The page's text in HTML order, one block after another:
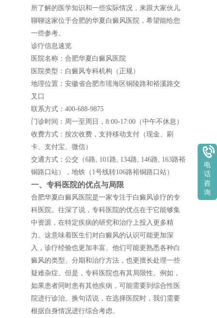
所了解的医学知识和一些实际情况，来跟大家伙儿
聊聊这家位于合肥的华夏白癜风医院，希望能给您
一些参考。
诊疗信息速览
医院名称：合肥华夏白癜风医院
医院类型：白癜风专科机构（正规）
地理位置：安徽省合肥市瑶海区铜陵路和裕溪路交
叉口
联系方式：400-688-9875
门诊时间：周一至周日，8:00-17:00（中午不休息）
收费方式：按次收费，支持移动支付（现金、刷
卡、支付宝、微信）
交通方式：公交（6路, 101路, 134路, 146路, 163路裕
铜路口站），地铁（1号线转106路裕铜路口站）
一、专科医院的优点与局限
合肥华夏白癜风医院是一家专注于白癜风诊疗的专
科医院。往深了说，专科医院的优点在于它能够集
中资源，在特定疾病的研究和治疗上投入更多精
力。这意味着医生们对白癜风的认识可能更加深
入，诊疗经验也更加丰富。他们可能更熟悉各种白
癜风的类型、分期和治疗方法，也更擅长处理一些
疑难杂症。但是，专科医院也有其局限性。例如，
如果患者同时患有其他疾病，可能需要到综合性医
院进行诊治。换句话说，在选择医院时，我们需要
根据自身情况进行综合考虑。
电
话
咨
询